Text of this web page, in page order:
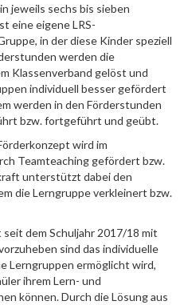
jeweils sechs bis sieben
eine eigene LRS-
in der diese Kinder speziell
werden die
Klassenverband gelöst und
individuell besser gefördert
werden in den Förderstunden
bzw. fortgeführt und geübt.
wird im
Teamteaching gefördert bzw.
unterstützt dabei den
die Lerngruppe verkleinert bzw.
dem Schuljahr 2017/18 mit
sind das individuelle
Lerngruppen ermöglicht wird,
ihrem Lern- und
können. Durch die Lösung aus